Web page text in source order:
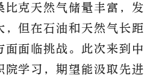
比克天然气储量丰富，发
，但在石油和天然气长距
面临挑战。此次来到中
院学习，期望能汲取先进